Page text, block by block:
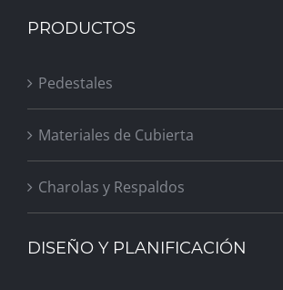
PRODUCTOS
Pedestales
Materiales de Cubierta
Charolas y Respaldos
DISEÑO Y PLANIFICACIÓN